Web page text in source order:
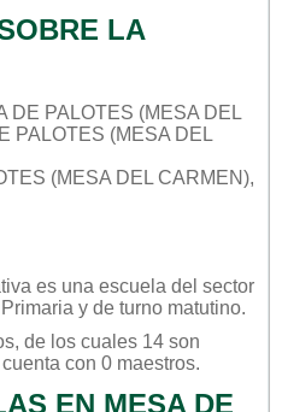
LA
DE PALOTES (MESA DEL
PALOTES (MESA DEL
(MESA DEL CARMEN),
es una escuela del sector
Primaria y de turno matutino.
de los cuales 14 son
con 0 maestros.
EN MESA DE